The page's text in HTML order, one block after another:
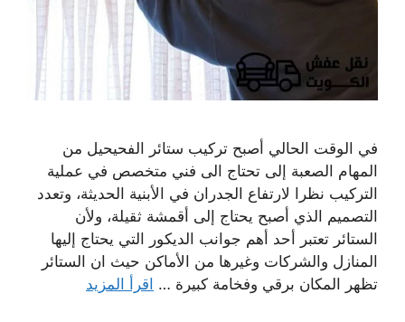
في الوقت الحالي أصبح تركيب ستائر الفحيحيل من
المهام الصعبة إلى تحتاج الى فني متخصص في عملية
التركيب نظرا لارتفاع الجدران في الأبنية الحديثة، وتعدد
التصميم الذي أصبح يحتاج إلى أقمشة ثقيلة، ولأن
الستائر تعتبر أحد أهم جوانب الديكور التي يحتاج إليها
المنازل والشركات وغيرها من الأماكن حيث ان الستائر
تظهر المكان برقي وفخامة كبيرة … اقرأ المزيد